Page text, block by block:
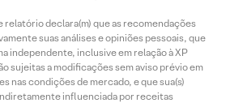
relatório declara(m) que as recomendações
suas análises e opiniões pessoais, que
independente, inclusive em relação à XP
sujeitas a modificações sem aviso prévio em
nas condições de mercado, e que sua(s)
influenciada por receitas